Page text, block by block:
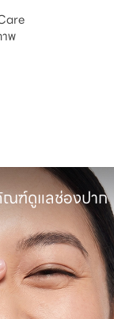
พ
ฑ์ดูแลช่องปาก